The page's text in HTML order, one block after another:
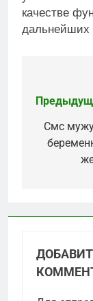
качестве
дальнейших
по
Смс